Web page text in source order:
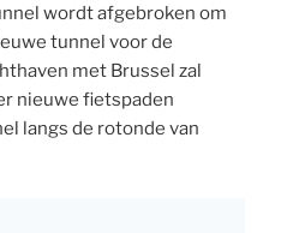
wordt afgebroken om
tunnel voor de
met Brussel zal
nieuwe fietspaden
langs de rotonde van